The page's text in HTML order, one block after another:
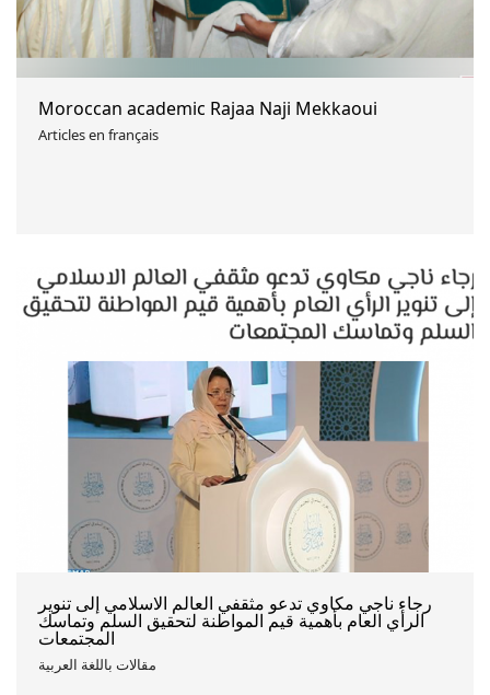
Moroccan academic Rajaa Naji Mekkaoui
Articles en français
رجاء ناجي مكاوي تدعو مثقفي العالم الاسلامي إلى تنوير
الرأي العام بأهمية قيم المواطنة لتحقيق السلم وتماسك
المجتمعات
مقالات باللغة العربية